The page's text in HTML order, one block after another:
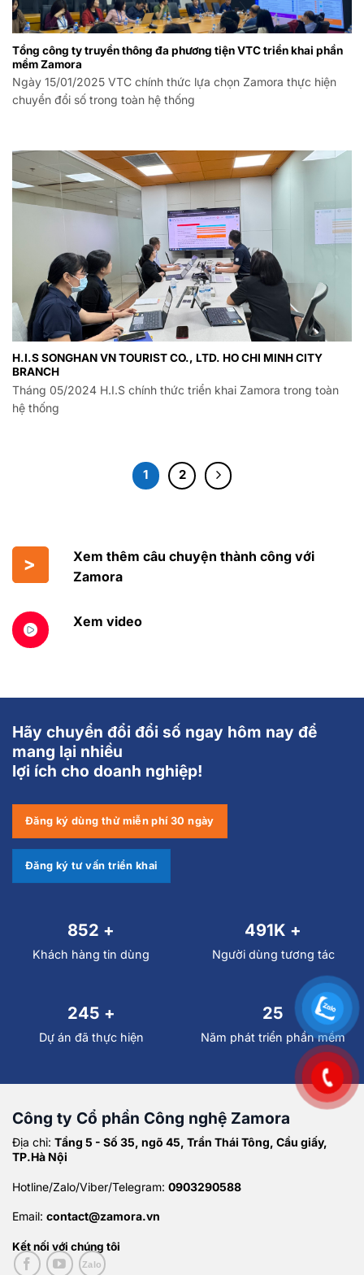
Tổng công ty truyền thông đa phương tiện VTC triển khai phần
mềm Zamora
Ngày 15/01/2025 VTC chính thức lựa chọn Zamora thực hiện
chuyển đổi số trong toàn hệ thống
H.I.S SONGHAN VN TOURIST CO., LTD. HO CHI MINH CITY
BRANCH
Tháng 05/2024 H.I.S chính thức triển khai Zamora trong toàn
hệ thống
1 2
Xem thêm câu chuyện thành công với
Zamora
Xem video
Hãy chuyển đổi đổi số ngay hôm nay để
mang lại nhiều
lợi ích cho doanh nghiệp!
Đăng ký dùng thử miễn phí 30 ngày
Đăng ký tư vấn triển khai
994 +
Khách hàng tin dùng
498K +
Người dùng tương tác
249 +
Dự án đã thực hiện
25
Năm phát triển phần mềm
Công ty Cổ phần Công nghệ Zamora
Địa chỉ: Tầng 5 - Số 35, ngõ 45, Trần Thái Tông, Cầu giấy,
TP.Hà Nội
Hotline/Zalo/Viber/Telegram: 0903290588
Email: contact@zamora.vn
Kết nối với chúng tôi